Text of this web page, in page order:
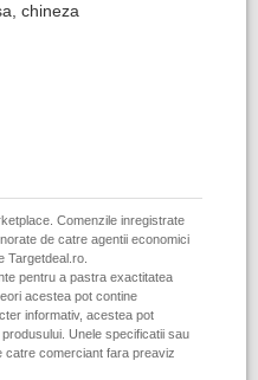
chineza
Comenzile inregistrate
de catre agentii economici
Targetdeal.ro.
pentru a pastra exactitatea
acestea pot contine
informativ, acestea pot
Unele specificatii sau
catre comerciant fara preaviz